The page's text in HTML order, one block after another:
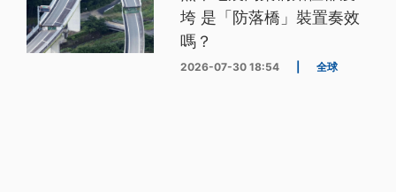
垮 是「防落橋」裝置奏效
嗎？
2026-07-30 18:54 全球